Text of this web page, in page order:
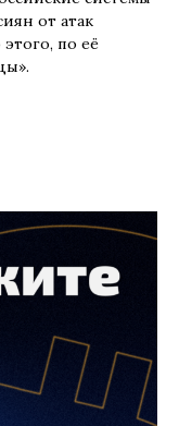
от атак
по её